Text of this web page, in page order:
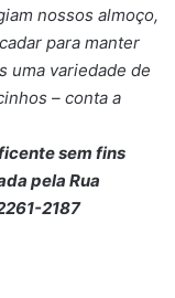
nossos almoço,
para manter
uma variedade de
– conta a
sem fins
pela Rua
2187